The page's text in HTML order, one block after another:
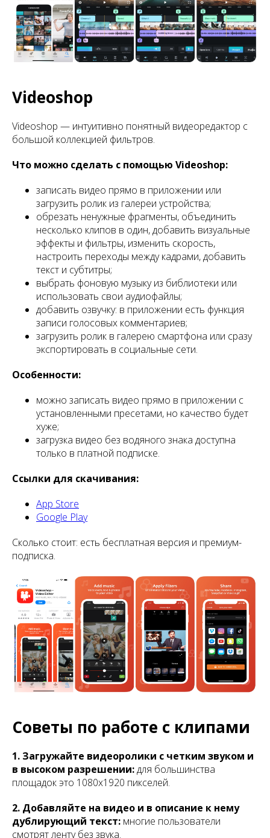
Videoshop
Videoshop — интуитивно понятный видеоредактор с
большой коллекцией фильтров.
Что можно сделать с помощью Videoshop:
записать видео прямо в приложении или
загрузить ролик из галереи устройства;
обрезать ненужные фрагменты, объединить
несколько клипов в один, добавить визуальные
эффекты и фильтры, изменить скорость,
настроить переходы между кадрами, добавить
текст и субтитры;
выбрать фоновую музыку из библиотеки или
использовать свои аудиофайлы;
добавить озвучку: в приложении есть функция
записи голосовых комментариев;
загрузить ролик в галерею смартфона или сразу
экспортировать в социальные сети.
Особенности:
можно записать видео прямо в приложении с
установленными пресетами, но качество будет
хуже;
загрузка видео без водяного знака доступна
только в платной подписке.
Ссылки для скачивания:
App Store
Google Play
Сколько стоит: есть бесплатная версия и премиум-
подписка.
Советы по работе с клипами
1. Загружайте видеоролики с четким звуком и
в высоком разрешении:для большинства
площадок это 1080x1920 пикселей.
2. Добавляйте на видео и в описание к нему
дублирующий текст: многие пользователи
смотрят ленту без звука.